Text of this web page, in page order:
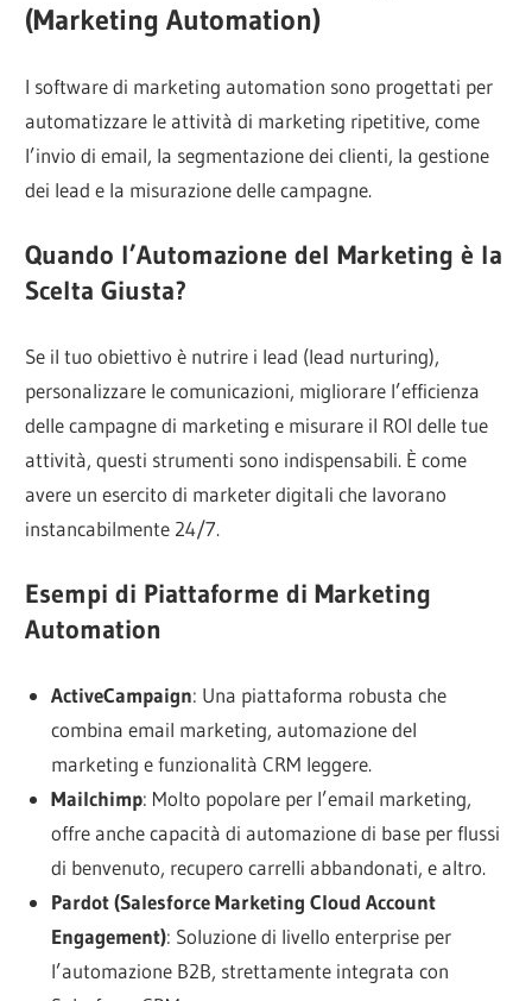
(Marketing Automation)
I software di marketing automation sono progettati per
automatizzare le attività di marketing ripetitive, come
l’invio di email, la segmentazione dei clienti, la gestione
dei lead e la misurazione delle campagne.
Quando l’Automazione del Marketing è la
Scelta Giusta?
Se il tuo obiettivo è nutrire i lead (lead nurturing),
personalizzare le comunicazioni, migliorare l’efficienza
delle campagne di marketing e misurare il ROI delle tue
attività, questi strumenti sono indispensabili. È come
avere un esercito di marketer digitali che lavorano
instancabilmente 24/7.
Esempi di Piattaforme di Marketing
Automation
ActiveCampaign: Una piattaforma robusta che
combina email marketing, automazione del
marketing e funzionalità CRM leggere.
Mailchimp: Molto popolare per l’email marketing,
offre anche capacità di automazione di base per flussi
di benvenuto, recupero carrelli abbandonati, e altro.
Pardot (Salesforce Marketing Cloud Account
Engagement): Soluzione di livello enterprise per
l’automazione B2B, strettamente integrata con